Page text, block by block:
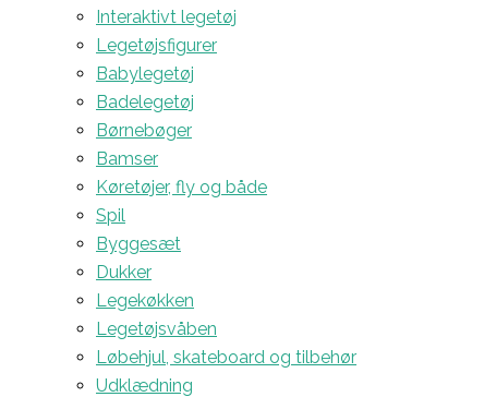
Interaktivt legetøj
Legetøjsfigurer
Babylegetøj
Badelegetøj
Børnebøger
Bamser
Køretøjer, fly og både
Spil
Byggesæt
Dukker
Legekøkken
Legetøjsvåben
Løbehjul, skateboard og tilbehør
Udklædning